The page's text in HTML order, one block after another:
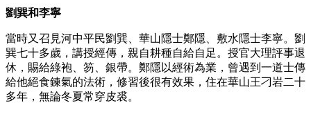
劉巽和李寧
當時又召見河中平民劉巽、華山隱士鄭隱、敷水隱士李寧。劉
巽七十多歲，講授經傳，親自耕種自給自足。授官大理評事退
休，賜給綠袍、笏、銀帶。鄭隱以經術為業，曾遇到一道士傳
給他絕食鍊氣的法術，修習後很有效果，住在華山王刁岩二十
多年，無論冬夏常穿皮裘。